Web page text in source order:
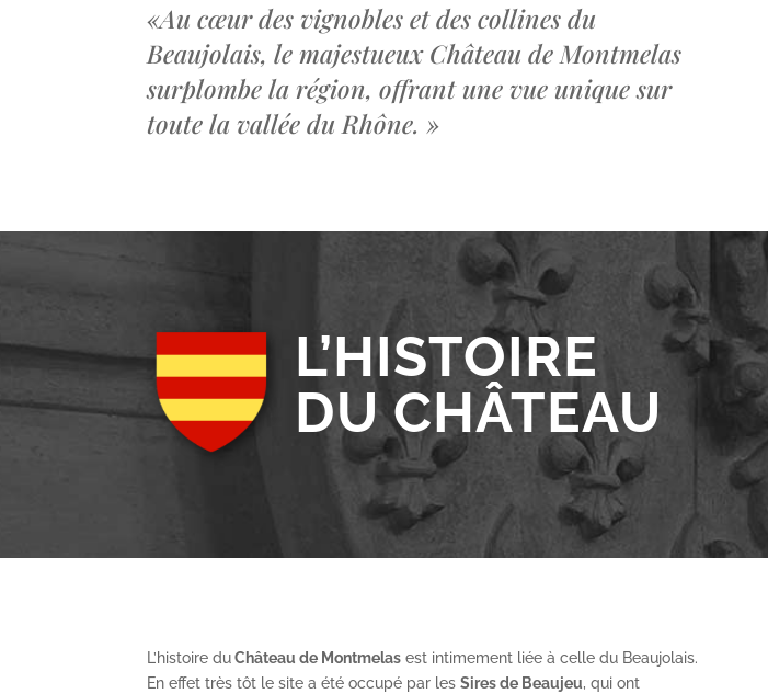
«Au cœur des vignobles et des collines du
Beaujolais, le majestueux Château de Montmelas
surplombe la région, offrant une vue unique sur
toute la vallée du Rhône. »
L’HISTOIRE
DU CHÂTEAU
L’histoire duChâteau de Montmelas est intimement liée à celle du Beaujolais.
En effet très tôt le site a été occupé par lesSires de Beaujeu, qui ont